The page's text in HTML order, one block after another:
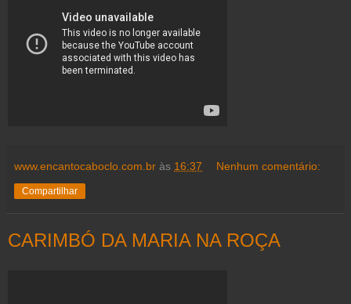
www.encantocaboclo.com.br às 16:37 Nenhum comentário:
Compartilhar
CARIMBÓ DA MARIA NA ROÇA